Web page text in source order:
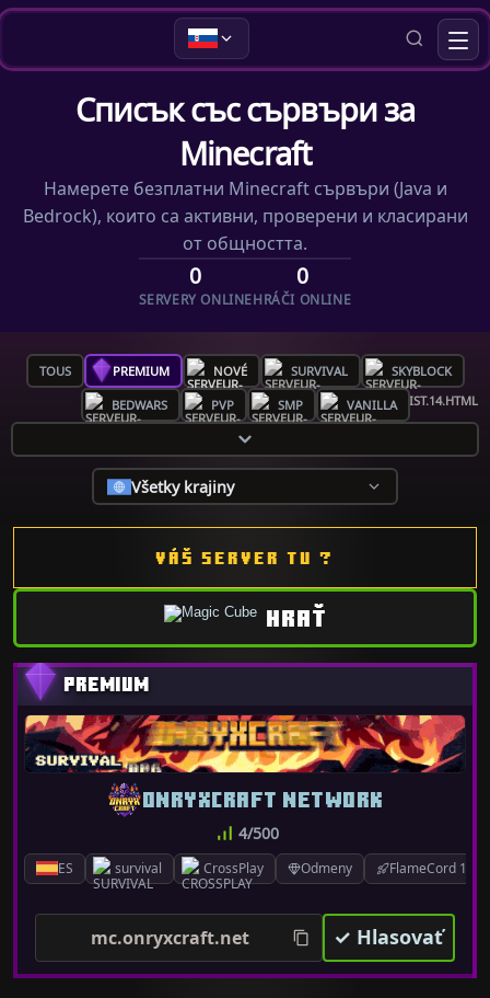
Списък със сървъри за
Minecraft
Намерете безплатни Minecraft сървъри (Java и
Bedrock), които са активни, проверени и класирани
от общността.
0
SERVERY ONLINE
0
HRÁČI ONLINE
TOUS PREMIUM NOVÉ SURVIVAL SKYBLOCK
BEDWARS PVP SMP VANILLA
Všetky krajiny
VÁŠ SERVER TU ?
HRAŤ
ES survival CrossPlay Odmeny FlameCord
ONRYXCRAFT NETWORK
4/500
mc.onryxcraft.net ✓ Hlasovať